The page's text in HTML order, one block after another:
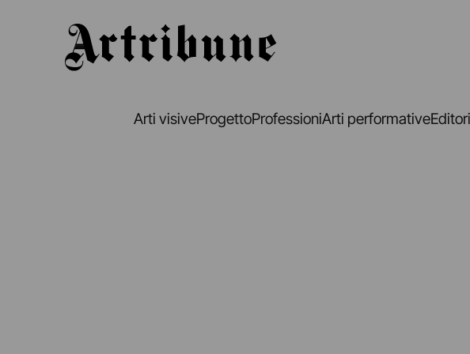
Arti visiveProgettoProfessioniArti performative